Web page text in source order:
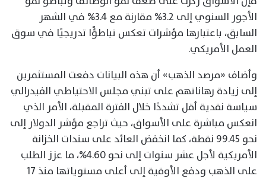
الأجور السنوي إلى 3.2% مقارنة مع 3.4% في الشهر
السابق، باعتبارها مؤشرات تعكس تباطؤًا تدريجيًا في سوق
العمل الأمريكي.
وأضاف «مرصد الذهب» أن هذه البيانات دفعت المستثمرين
إلى زيادة رهاناتهم على تبني مجلس الاحتياطي الفيدرالي
سياسة نقدية أقل تشددًا خلال الفترة المقبلة، الأمر الذي
انعكس مباشرة على الأسواق، حيث تراجع مؤشر الدولار إلى
نحو 99.45 نقطة، كما انخفض العائد على سندات الخزانة
الأمريكية لأجل عشر سنوات إلى نحو 4.60%، ما عزز الطلب
على الذهب ودفع الأوقية إلى أعلى مستوياتها منذ 17